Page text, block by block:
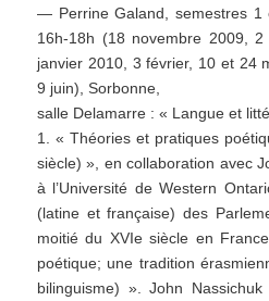
— Perrine Galand, semestres 1
16h-18h (18 novembre 2009,
janvier 2010, 3 février, 10 et 24
9 juin), Sorbonne,
salle Delamarre : « Langue et
1. « Théories et pratiques
siècle) », en collaboration avec
à l’Université de Western
(latine et française) des
moitié du XVIe siècle en
poétique; une tradition
bilinguisme) ». John